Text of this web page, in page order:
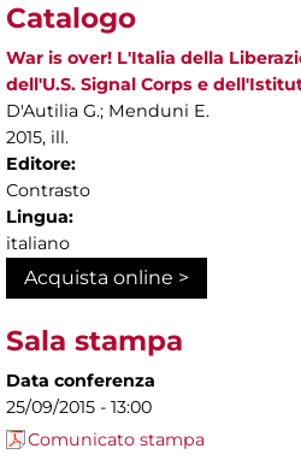
Catalogo
War is over! L'Italia della
dell'U.S. Signal Corps e
D'Autilia G.; Menduni E.
2015, ill.
Editore:
Contrasto
Lingua:
italiano
Acquista online >
Sala stampa
Data conferenza
25/09/2015 - 13:00
Comunicato stampa